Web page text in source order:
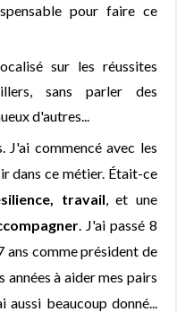
pour faire ce
sur les réussites
sans parler des
d'autres...
J'ai commencé avec les
dans ce métier. Était-ce
travail , et une
. J'ai passé 8
ans comme président de
à aider mes pairs
beaucoup donné...